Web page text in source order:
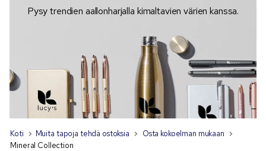
Pysy trendien aallonharjalla kimaltavien värien kanssa.
Koti Muita tapoja tehdä ostoksia
Osta kokoelman mukaan
Mineral Collection